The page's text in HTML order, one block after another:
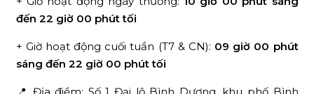
đến 22 giờ 00 phút tối
+ Giờ hoạt động cuối tuần (T7 & CN): 09 giờ 00 phút
sáng đến 22 giờ 00 phút tối